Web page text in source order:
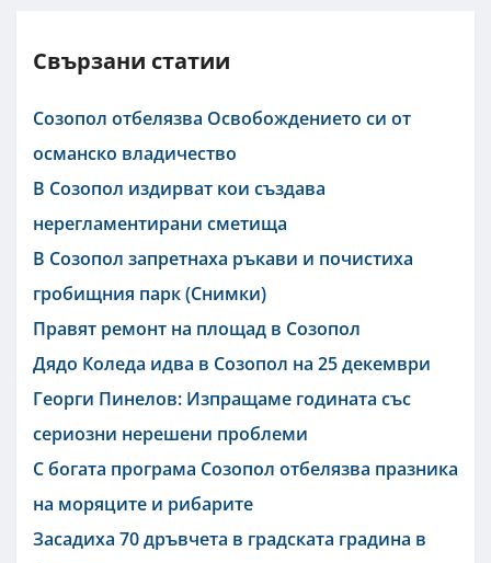
Свързани статии
Созопол отбелязва Освобождението си от
османско владичество
В Созопол издирват кои създава
нерегламентирани сметища
В Созопол запретнаха ръкави и почистиха
гробищния парк (Снимки)
Правят ремонт на площад в Созопол
Дядо Коледа идва в Созопол на 25 декември
Георги Пинелов: Изпращаме годината със
сериозни нерешени проблеми
С богата програма Созопол отбелязва празника
на моряците и рибарите
Засадиха 70 дръвчета в градската градина в